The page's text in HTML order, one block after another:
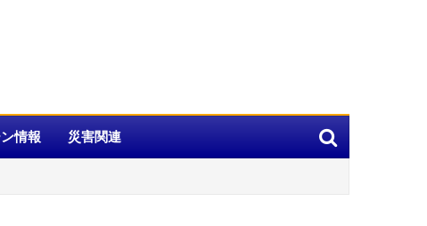
情報 災害関連